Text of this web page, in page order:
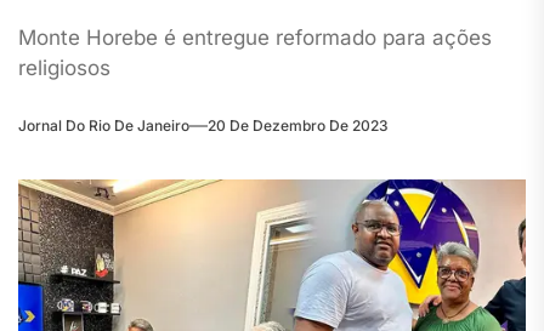
Monte Horebe é entregue reformado para ações
religiosos
Jornal Do Rio De Janeiro 20 De Dezembro De 2023